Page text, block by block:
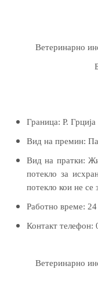
Ветеринарно
Граница: Р. Грција
Вид на премин:
Вид на пратки:
потекло за
потекло кои не се
Работно време:
Контакт телефон:
Ветеринарно